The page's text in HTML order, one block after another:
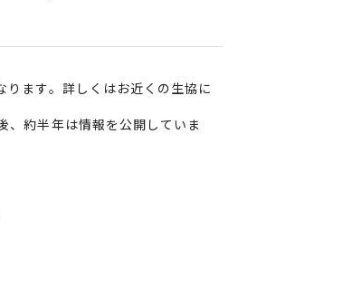
ます。詳しくはお近くの生協に
、約半年は情報を公開していま